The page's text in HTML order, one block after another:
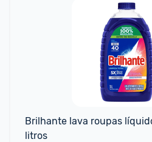
Brilhante lava roupas
litros